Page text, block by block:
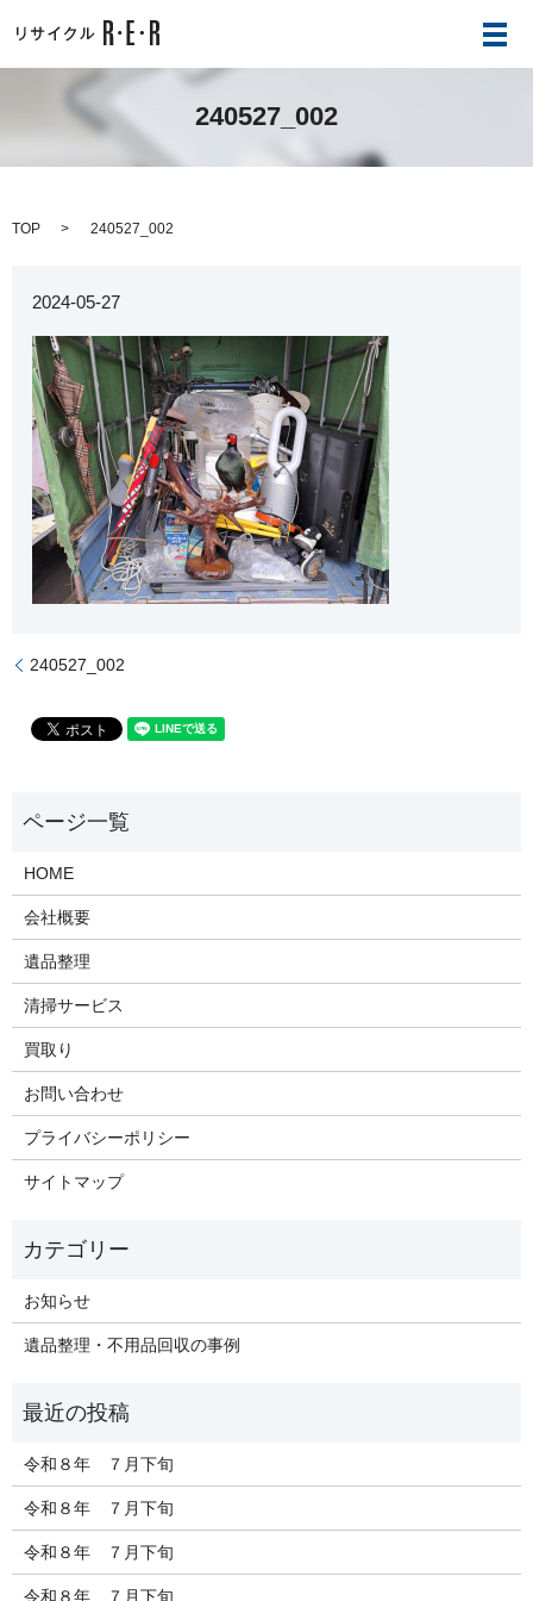
メ
240527_002
TOP 240527_002
2024-05-27
240527_002
HOME
会社概要
遺品整理
清掃サービス
買取り
お問い合わせ
プライバシーポリシー
サイトマップ
お知らせ
遺品整理・不用品回収の事例
令和８年 ７月下旬
令和８年 ７月下旬
令和８年 ７月下旬
令和８年 ７月下旬